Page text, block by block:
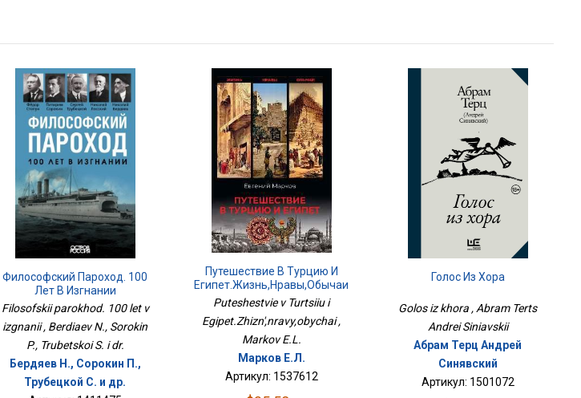
Философский Пароход. 100
Лет В Изгнании
Filosofskii parokhod. 100 let v
izgnanii , Berdiaev N., Sorokin
P., Trubetskoi S. i dr.
Бердяев Н., Сорокин П.,
Трубецкой С. и др.
Путешествие В Турцию И
Египет.Жизнь,нравы,обычаи
Puteshestvie v Turtsiiu i
Egipet.Zhizn',nravy,obychai ,
Markov E.L.
Марков Е.Л.
Артикул: 1537612
Голос Из Хора
Golos iz khora , Abram Terts
Andrei Siniavskii
Абрам Терц Андрей
Синявский
Артикул: 1501072